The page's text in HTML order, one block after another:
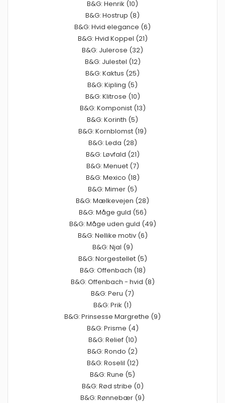
B&G: Henrik (10)
B&G: Hostrup (8)
B&G: Hvid elegance (6)
B&G: Hvid Koppel (21)
B&G: Julerose (32)
B&G: Julestel (12)
B&G: Kaktus (25)
B&G: Kipling (5)
B&G: Klitrose (10)
B&G: Komponist (13)
B&G: Korinth (5)
B&G: Kornblomst (19)
B&G: Leda (28)
B&G: Løvfald (21)
B&G: Menuet (7)
B&G: Mexico (18)
B&G: Mimer (5)
B&G: Mælkevejen (28)
B&G: Måge guld (56)
B&G: Måge uden guld (49)
B&G: Nellike motiv (6)
B&G: Njal (9)
B&G: Norgestellet (5)
B&G: Offenbach (18)
B&G: Offenbach - hvid (8)
B&G: Peru (7)
B&G: Prik (1)
B&G: Prinsesse Margrethe (9)
B&G: Prisme (4)
B&G: Relief (10)
B&G: Rondo (2)
B&G: Roselil (12)
B&G: Rune (5)
B&G: Rød stribe (0)
B&G: Rønnebær (9)